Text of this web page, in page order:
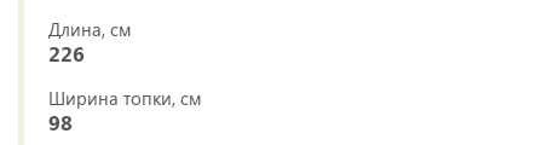
Длина, см
226
Ширина топки, см
98